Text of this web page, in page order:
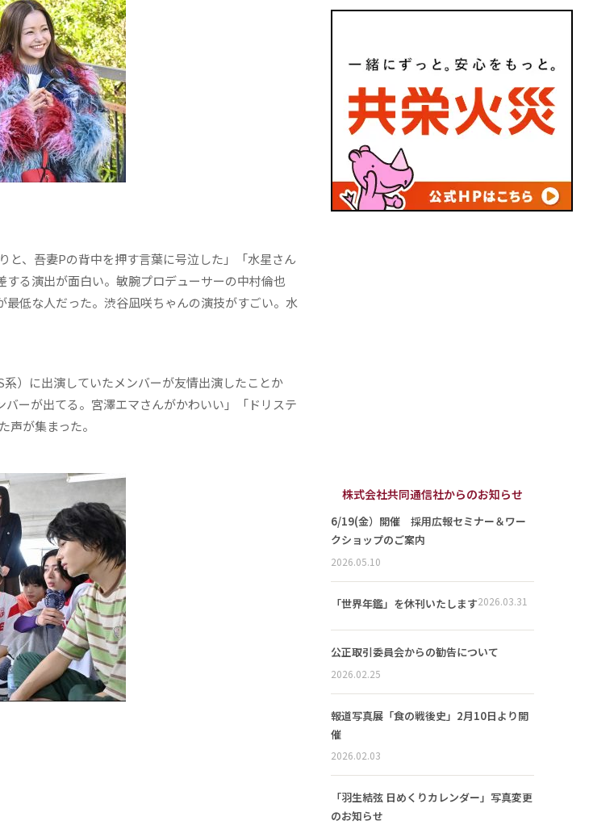
、吾妻Pの背中を押す言葉に号泣した」「水星さん
る演出が面白い。敏腕プロデューサーの中村倫也
低な人だった。渋谷凪咲ちゃんの演技がすごい。水
）に出演していたメンバーが友情出演したことか
ーが出てる。宮澤エマさんがかわいい」「ドリステ
が集まった。
株式会社共同通信社からのお知らせ
6/19(金）開催 採用広報セミナー＆ワー
クショップのご案内
2026.05.10
「世界年鑑」を休刊いたします2026.03.31
公正取引委員会からの勧告について
2026.02.25
報道写真展「食の戦後史」2月10日より開
催
2026.02.03
「羽生結弦 日めくりカレンダー」写真変更
のお知らせ